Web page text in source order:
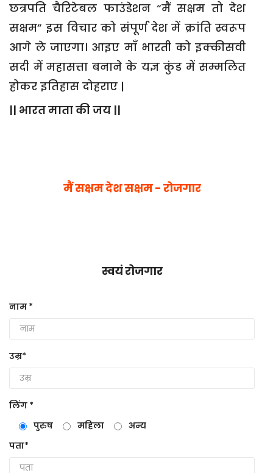
छत्रपति चैरिटेबल फाउंडेशन “मैं सक्षम तो देश
सक्षम” इस विचार को संपूर्ण देश में क्रांति स्वरूप
आगे ले जाएगा। आइए माँ भारती को इक्कीसवी
सदी में महासत्ता बनाने के यज्ञ कुंड में सम्मलित
होकर इतिहास दोहराए |
|| भारत माता की जय ||
मैं सक्षम देश सक्षम - रोजगार
स्वयं रोजगार
नाम *
उम्र*
लिंग *
पुरुष
महिला
अन्य
पता*